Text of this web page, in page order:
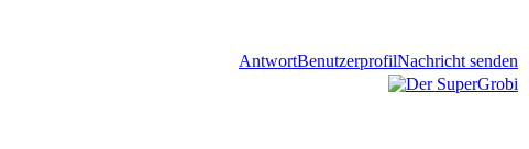
AntwortBenutzerprofilNachricht senden